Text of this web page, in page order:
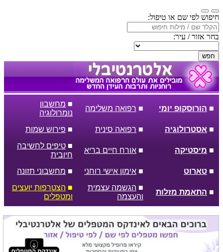
חיפוש לפי שם או טיפול:
בחר אזור / עיר:
חפש
■ הורוסקופ יומי ■ רפואה משלימה
■ מחשבון
נומרולוגיה
■ אסטרולוגיה ■ רפואה סינית ■ פירוש שמות
■ מיסטיקה ■ אורח חיים בריא
■ טיפים לחשיבה
חיובית
■ טארוט ■ אימון אישי רוחני ■ מחשבוני תזונה
■ התאמת מזלות
■ הגשמה עצמית
והעצמה
■ הצטרפות יועצים
ומטפלים